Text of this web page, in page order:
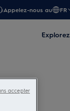
Appelez-nous au FR
Explorez
accepter